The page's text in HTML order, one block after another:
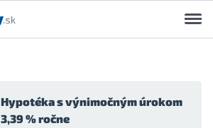
Hypotéka s výnimočným úrokom
3,39 % ročne